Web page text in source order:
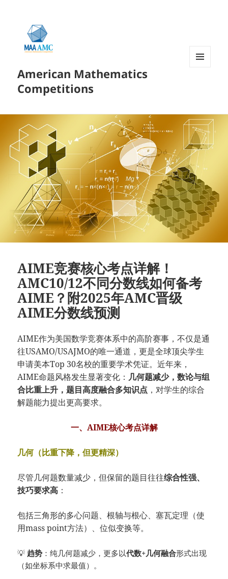
American Mathematics
Competitions
AIME竞赛核心考点详解！
AMC10/12不同分数线如何备考
AIME？附2025年AMC晋级
AIME分数线预测
AIME作为美国数学竞赛体系中的高阶赛事，不仅是通
往USAMO/USAJMO的唯一通道，更是全球顶尖学生
申请美本Top 30名校的重要学术凭证。近年来，
AIME命题风格发生显著变化： 几何题减少，数论与组
合比重上升，题目高度融合多知识点 ，对学生的综合
解题能力提出更高要求。
一、AIME核心考点详解
几何（比重下降，但更精深）
尽管几何题数量减少，但保留的题目往往综合性强、
技巧要求高 ：
包括三角形的多心问题、根轴与根心、塞瓦定理（使
用mass point方法）、位似变换等。
💡 趋势 ：纯几何题减少，更多以代数+几何融合形式出现
（如坐标系中求最值）。